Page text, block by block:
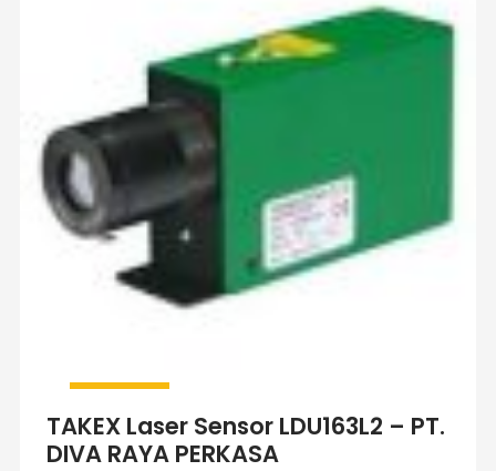
TAKEX Laser Sensor LDU163L2 – PT.
DIVA RAYA PERKASA